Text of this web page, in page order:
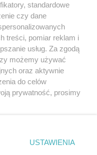
konkursów
śniadaniówka "Hej
Szczecin! Jest piątek!"
standardowe
czy dane
treści, pomiar reklam i
usług. Za zgodą
możemy używać
oraz aktywnie
do celów
prywatność, prosimy
dolnym rogu strony
danych nie wymagają
USTAWIENIA